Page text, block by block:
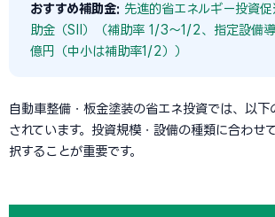
おすすめ補助金: 先進的省エネルギー投資
助金（SII）（補助率 1/3〜1/2、指定設備
億円（中小は補助率1/2））
自動車整備・板金塗装の省エネ投資では、以下
されています。投資規模・設備の種類に合わせ
択することが重要です。